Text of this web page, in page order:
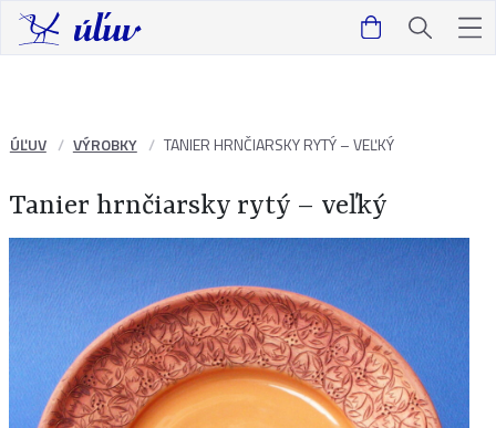
ÚĽUV VÝROBKY TANIER HRNČIARSKY RYTÝ – VEĽKÝ
Tanier hrnčiarsky rytý – veľký